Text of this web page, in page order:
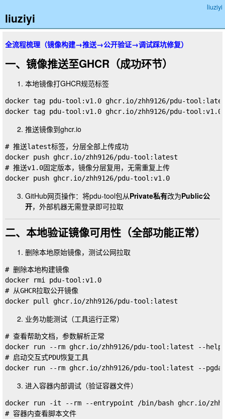
liuziyi
liuziyi
全流程梳理（镜像构建→推送→公开验证→调试踩坑修复）
一、镜像推送至GHCR（成功环节）
本地镜像打GHCR规范标签
docker tag pdu-tool:v1.0 ghcr.io/zhh9126/pdu-
推送镜像到ghcr.io
# 推送latest标签，分层全部上传成功
docker push ghcr.io/zhh9126/pdu-tool:latest
# 推送v1.0固定版本，镜像分层复用，无需重复上传
GitHub网页操作：将pdu-tool包从Private私有改为Public公
开，外部机器无需登录即可拉取
二、本地验证镜像可用性（全部功能正常）
删除本地原始镜像，测试公网拉取
# 删除本地构建镜像
docker rmi pdu-tool:v1.0
# 从GHCR拉取公开镜像
业务功能测试（工具运行正常）
# 查看帮助文档，参数解析正常
docker run --rm ghcr.io/zhh9126/pdu-tool:latest --help
# 启动交互式PDU恢复工具
进入容器内部调试（验证容器文件）
docker run -it --rm --entrypoint /bin/bash ghcr.io/
# 容器内查看脚本文件